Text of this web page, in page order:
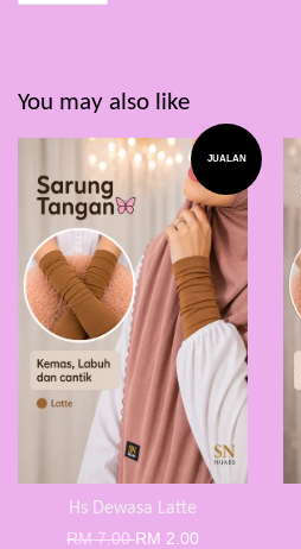
You may also like
JUALAN
Hs Dewasa Latte
RM 7.00RM 2.00